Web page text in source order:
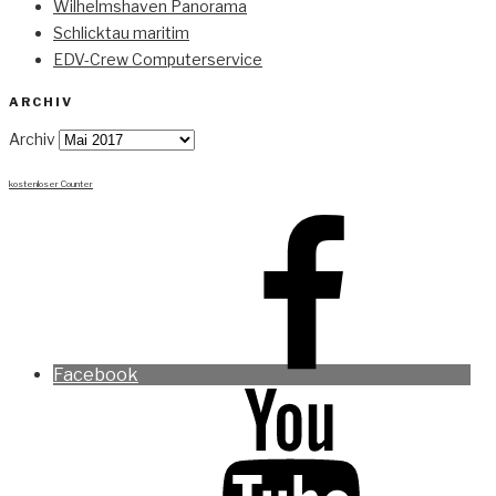
Wilhelmshaven Panorama
Schlicktau maritim
EDV-Crew Computerservice
ARCHIV
Archiv
kostenloser Counter
Facebook